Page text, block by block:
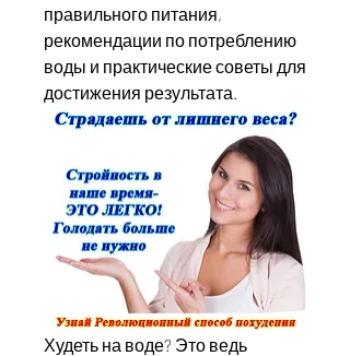
правильного питания,
рекомендации по потреблению
воды и практические советы для
достижения результата.
Худеть на воде? Это ведь